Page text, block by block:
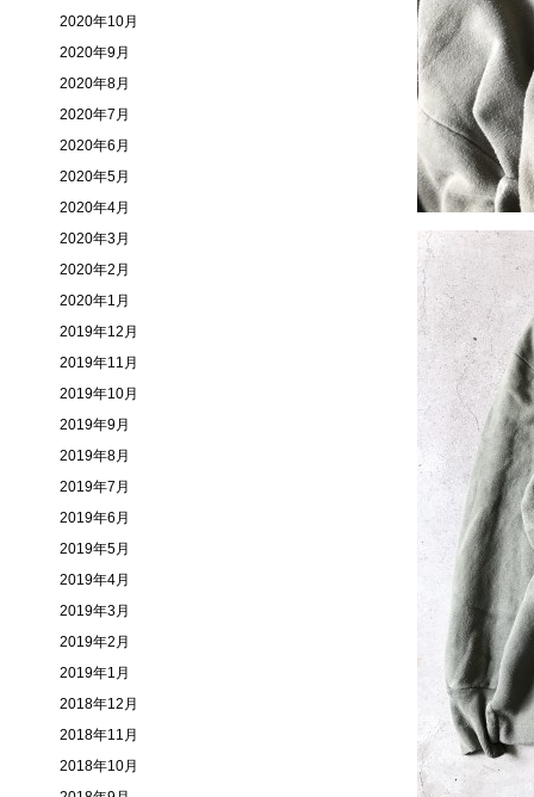
2020年10月
2020年9月
2020年8月
2020年7月
2020年6月
2020年5月
2020年4月
2020年3月
2020年2月
2020年1月
2019年12月
2019年11月
2019年10月
2019年9月
2019年8月
2019年7月
2019年6月
2019年5月
2019年4月
2019年3月
2019年2月
2019年1月
2018年12月
2018年11月
2018年10月